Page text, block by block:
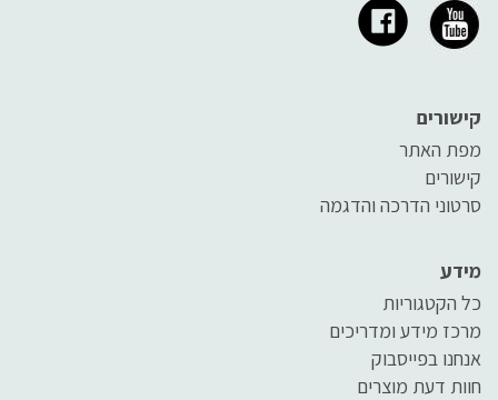
קישורים
מפת האתר
קישורים
סרטוני הדרכה והדגמה
מידע
כל הקטגוריות
מרכז מידע ומדריכים
אנחנו בפייסבוק
חוות דעת מוצרים